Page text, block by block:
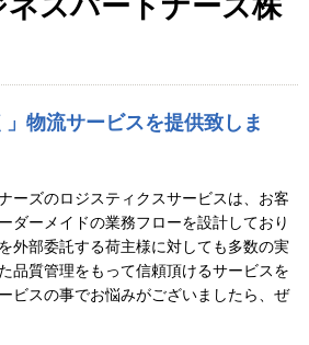
」物流サービスを提供致しま
ーズのロジスティクスサービスは、お客
ダーメイドの業務フローを設計しており
外部委託する荷主様に対しても多数の実
品質管理をもって信頼頂けるサービスを
ビスの事でお悩みがございましたら、ぜ